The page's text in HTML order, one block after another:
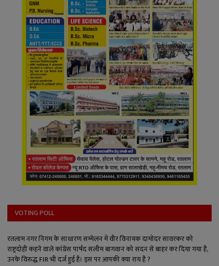
VOTING POLL
रतलाम नगर निगम के साधारण सम्मेलन में वीर विनायक दामोदर सावरकर को
राष्ट्रदोही कहने वाले कांग्रेस पार्षद सलीम बागवान को सदन से बाहर कर दिया गया है,
उनके विरुद्ध FIR भी दर्ज हुई है। इस पर आपकी क्या राय है ?